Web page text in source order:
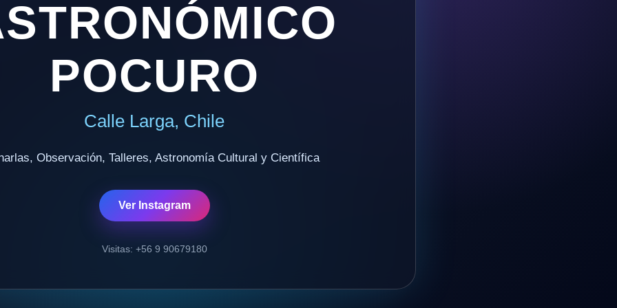
POCURO
Calle Larga, Chile
Observación, Talleres, Astronomía Cultural y Científica
Ver Instagram
Visitas: +56 9 90679180